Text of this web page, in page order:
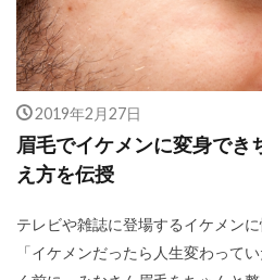
2019年2月27日
眉毛でイケメンに変身でき
え方を伝授
テレビや雑誌に登場するイケメン
「イケメンだったら人生変わって